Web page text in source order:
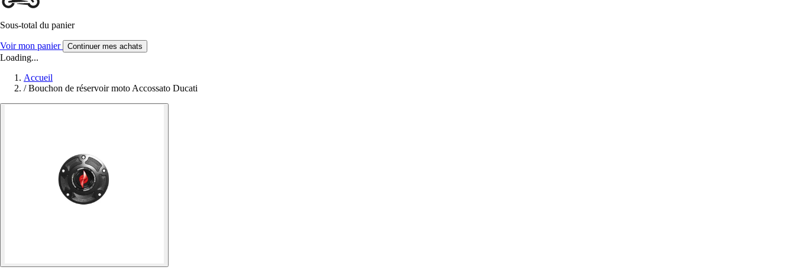
Sous-total du panier
Voir mon panier Continuer mes achats
Loading...
Accueil
/ Bouchon de réservoir moto Accossato Ducati